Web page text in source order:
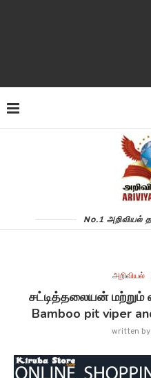
No.1
அறிவியல்
சட்டித்தலையன் மற்றும்
Bamboo pit viper
written by